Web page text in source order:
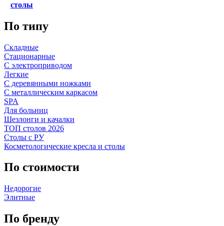
столы
По типу
Складные
Стационарные
С электроприводом
Легкие
С деревянными ножками
С металлическим каркасом
SPA
Для больниц
Шезлонги и качалки
ТОП столов 2026
Столы с РУ
Косметологические кресла и столы
По стоимости
Недорогие
Элитные
По бренду